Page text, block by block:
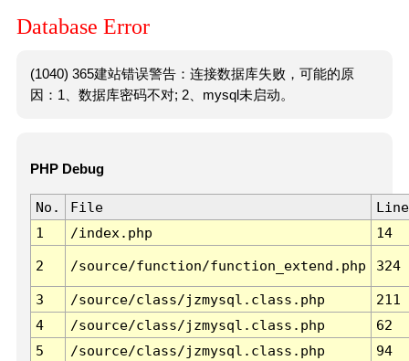
Database Error
(1040) 365建站错误警告：连接数据库失败，可能的原
因：1、数据库密码不对; 2、mysql未启动。
PHP Debug
No. File
Line
1
/index.php 14
2 /source/function/function_extend.php 324
3 /source/class/jzmysql.class.php
211
4
/source/class/jzmysql.class.php
62
5
/source/class/jzmysql.class.php
94